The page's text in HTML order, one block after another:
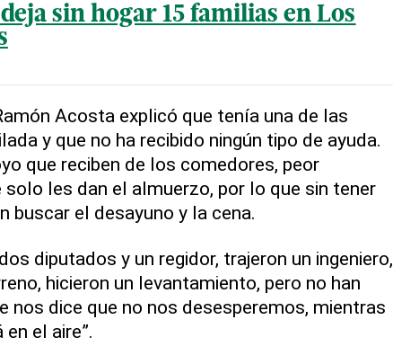
sin hogar 15 familias en Los
Acosta explicó que tenía una de las
y que no ha recibido ningún tipo de ayuda.
que reciben de los comedores, peor
les dan el almuerzo, por lo que sin tener
buscar el desayuno y la cena.
diputados y un regidor, trajeron un ingeniero,
hicieron un levantamiento, pero no han
nos dice que no nos desesperemos, mientras
el aire”.